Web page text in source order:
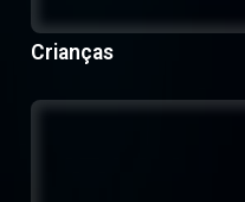
Crianças